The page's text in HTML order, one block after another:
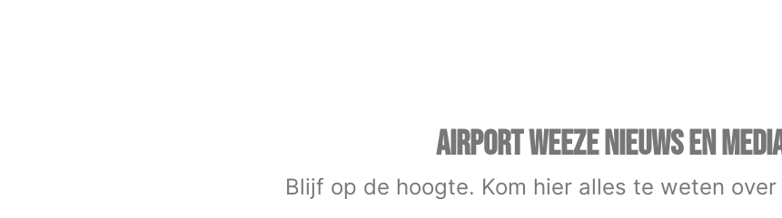
AIRPORT WEEZE NIEUWS EN
Blijf op de hoogte. Kom hier alles te weten